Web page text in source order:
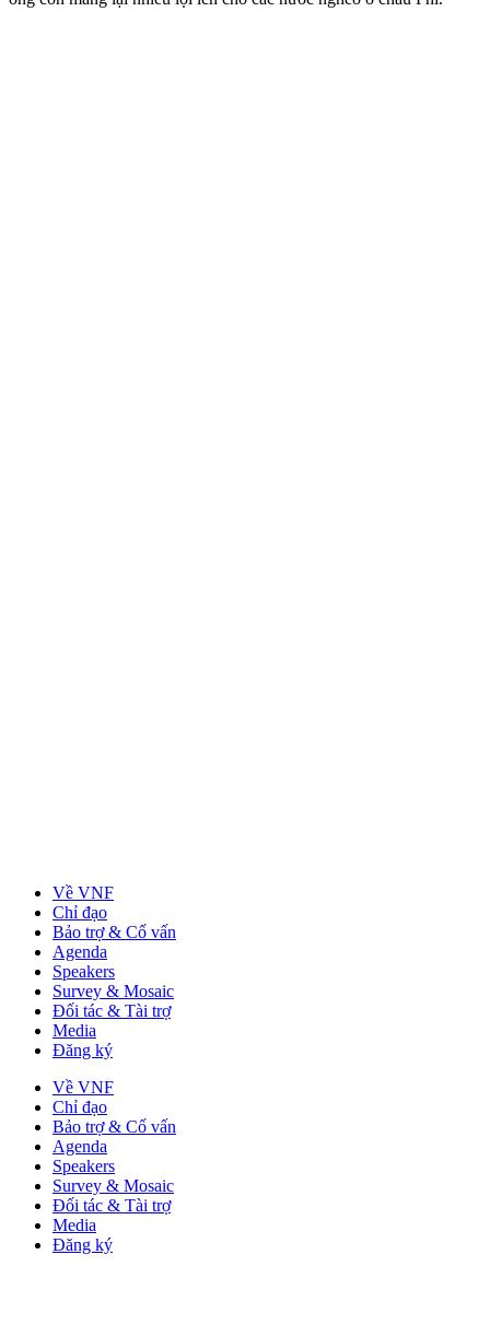
Về VNF
Chỉ đạo
Bảo trợ & Cố vấn
Agenda
Speakers
Survey & Mosaic
Đối tác & Tài trợ
Media
Đăng ký
Về VNF
Chỉ đạo
Bảo trợ & Cố vấn
Agenda
Speakers
Survey & Mosaic
Đối tác & Tài trợ
Media
Đăng ký